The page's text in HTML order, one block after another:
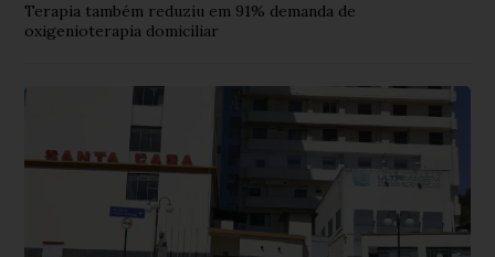
Terapia também reduziu em 91% demanda de
oxigenioterapia domiciliar